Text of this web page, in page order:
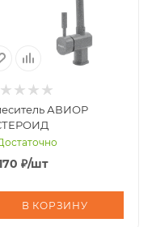
АВИОР
₽/шт
В КОРЗИНУ